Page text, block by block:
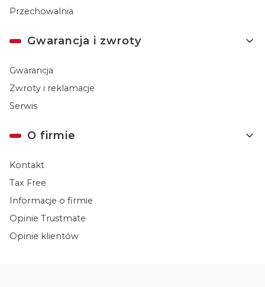
Przechowalnia
Gwarancja i zwroty
Gwarancja
Zwroty i reklamacje
Serwis
O firmie
Kontakt
Tax Free
Informacje o firmie
Opinie Trustmate
Opinie klientów